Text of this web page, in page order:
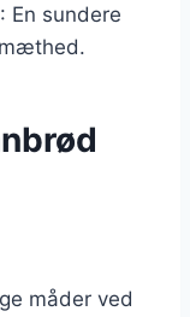
: En sundere
måder ved